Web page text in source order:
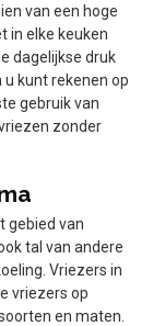
van een hoge
in elke keuken
dagelijkse druk
kunt rekenen op
gebruik van
zonder
gebied van
tal van andere
Vriezers in
vriezers op
en maten.